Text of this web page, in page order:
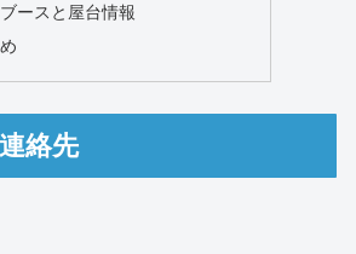
ースと屋台情報
絡先